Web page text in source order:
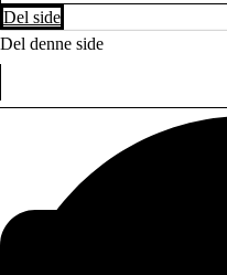
Del side
Del denne side